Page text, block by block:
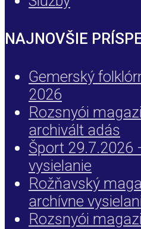
NAJNOVŠIE
Gemerský
2026
Rozsnyói
archivált adás
Šport 29.7.2026
vysielanie
Rožňavský
archívne
Rozsnyói